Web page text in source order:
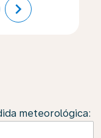
chevron_right
meteorológica: